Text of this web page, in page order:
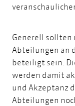
Generell sollten
Abteilungen an
beteiligt sein.
werden damit
und Akzeptanz
Abteilungen